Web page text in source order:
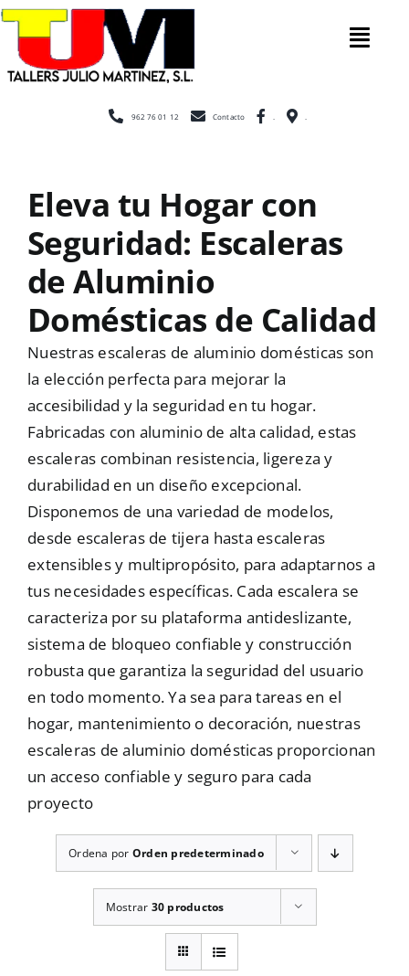
Saltar
contenido
Inicio
Construcción
Cerramientos
Escaleras
Mallas
Noticias
Contacto
962 76 01 12 Contacto
Eleva tu Hogar con
Seguridad: Escaleras
de Aluminio
Domésticas de Calidad
Nuestras escaleras de aluminio domésticas son
la elección perfecta para mejorar la
accesibilidad y la seguridad en tu hogar.
Fabricadas con aluminio de alta calidad, estas
escaleras combinan resistencia, ligereza y
durabilidad en un diseño excepcional.
Disponemos de una variedad de modelos,
desde escaleras de tijera hasta escaleras
extensibles y multipropósito, para adaptarnos a
tus necesidades específicas. Cada escalera se
caracteriza por su plataforma antideslizante,
sistema de bloqueo confiable y construcción
robusta que garantiza la seguridad del usuario
en todo momento. Ya sea para tareas en el
hogar, mantenimiento o decoración, nuestras
escaleras de aluminio domésticas proporcionan
un acceso confiable y seguro para cada
proyecto
Ordena por Orden predeterminado
Mostrar 30 productos